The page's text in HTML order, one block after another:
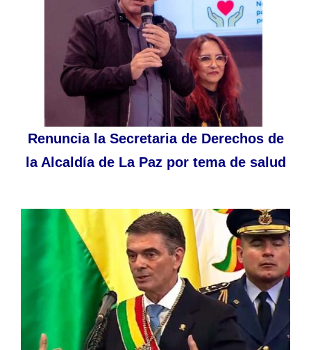
Renuncia la Secretaria de Derechos de
la Alcaldía de La Paz por tema de salud